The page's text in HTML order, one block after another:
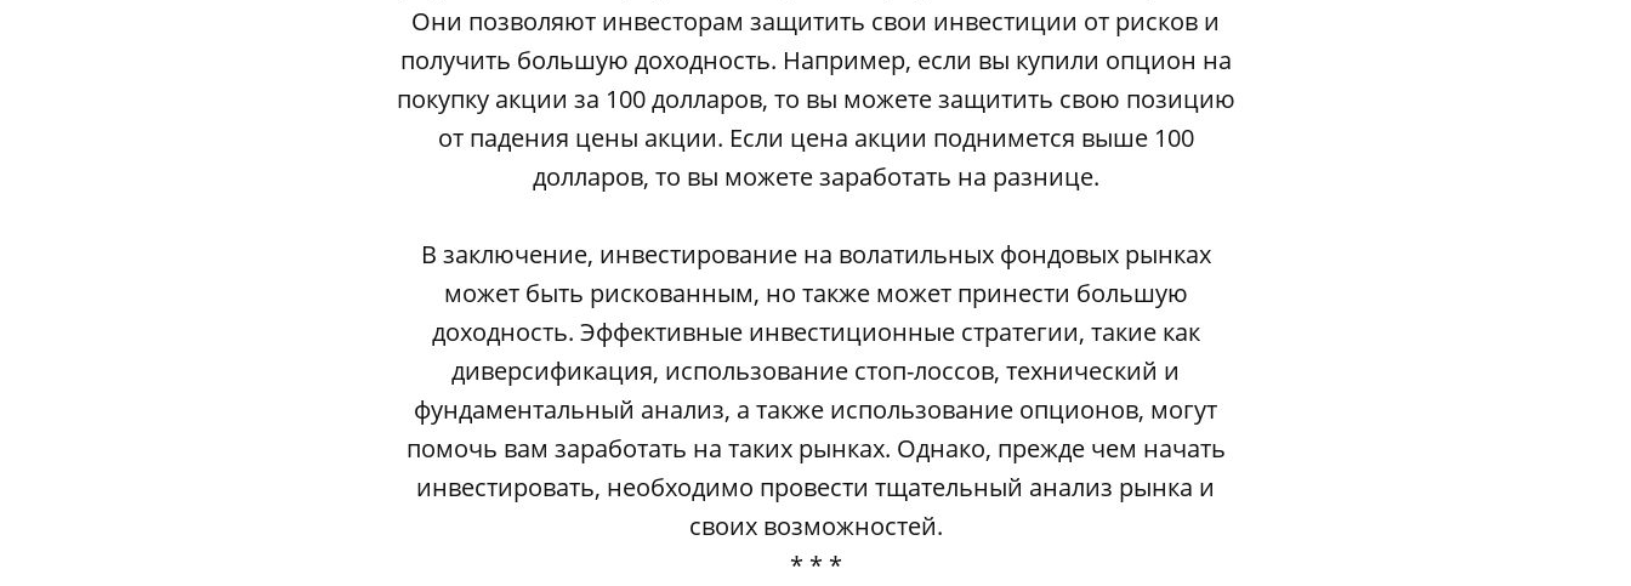
Они позволяют инвесторам защитить свои инвестиции от рисков и
получить большую доходность. Например, если вы купили опцион на
покупку акции за 100 долларов, то вы можете защитить свою позицию
от падения цены акции. Если цена акции поднимется выше 100
долларов, то вы можете заработать на разнице.
В заключение, инвестирование на волатильных фондовых рынках
может быть рискованным, но также может принести большую
доходность. Эффективные инвестиционные стратегии, такие как
диверсификация, использование стоп-лоссов, технический и
фундаментальный анализ, а также использование опционов, могут
помочь вам заработать на таких рынках. Однако, прежде чем начать
инвестировать, необходимо провести тщательный анализ рынка и
своих возможностей.
* * *